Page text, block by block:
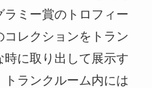
ミー賞のトロフィー
レクションをトラン
に取り出して展示す
ランクルーム内には